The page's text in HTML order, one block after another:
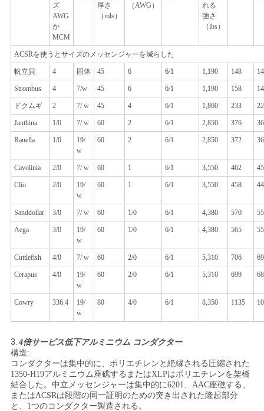
ズ
AWG
か
MCM
厚さ
（mls）
（AWG）
れる
強さ
（lbs）
ACSRを使うとサイズのメッセンジャーを減らした
帆立貝 4 固体 45 6 6/1 1,190 148
Strombus 4 7/w 45 6 6/1 1,190 158
ドクムギ 2 7/ w 45 4 6/1 1,860 233
Janthina 1/0 7/ w 60 2 6/1 2,850 376
Ranella 1/0
19/
w
60 2 6/1 2,850 372
Cavolinia 2/0 7/ w 60 1 6/1 3,550 462
Clio 2/0
19/
w
60 1 6/1 3,550 458
Sanddollar 3/0 7/ w 60 1/0 6/1 4,380 570
Aega 3/0
19/
w
60 1/0 6/1 4,380 565
Cuttlefish 4/0 7/ w 60 2/0 6/1 5,310 706
Cerapus 4/0
19/
w
60 2/0 6/1 5,310 699
Cowry 336.4
19/
w
80 4/0 6/1 8,350 1135
3. 4倍サービス低下アルミニウム コンダクター
構造:
コンダクターは集中的に、ポリエチレンと絶縁される圧縮された
1350-H19アルミニウム座礁するまたはXLPはポリエチレンを架橋
結合した。中立メッセンジャーは集中的に6201、AAC座礁する、
またはACSRは段階の同一証明のための突き出された隆起部分
と、1つのコンダクター製造される。